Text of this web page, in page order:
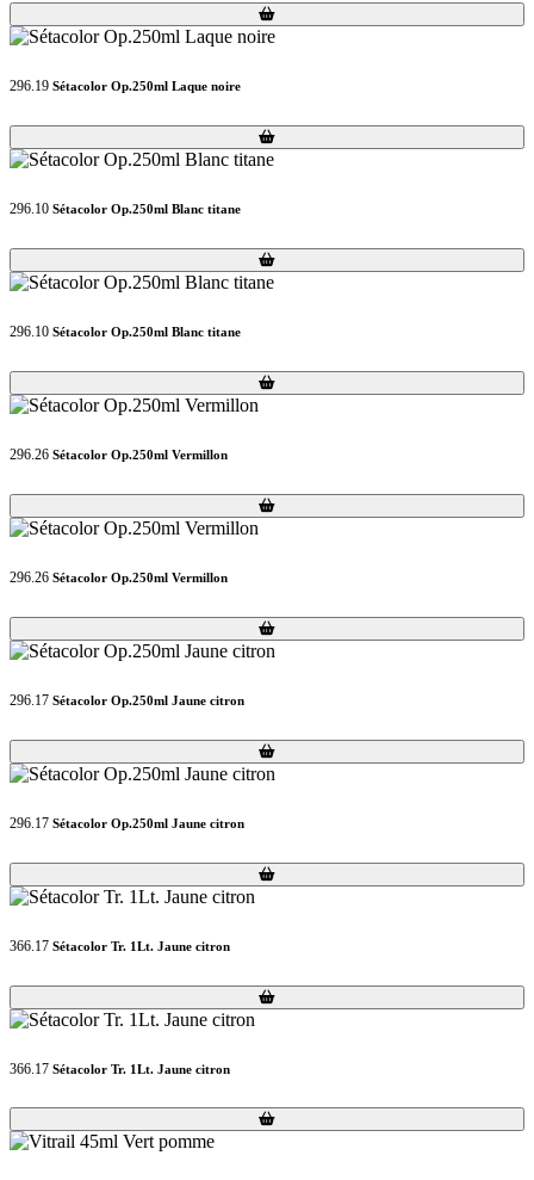
Loading...
Loading...
296.19 Sétacolor Op.250ml Laque noire
Loading...
Loading...
296.10 Sétacolor Op.250ml Blanc titane
Loading...
Loading...
296.10 Sétacolor Op.250ml Blanc titane
Loading...
Loading...
296.26 Sétacolor Op.250ml Vermillon
Loading...
Loading...
296.26 Sétacolor Op.250ml Vermillon
Loading...
Loading...
296.17 Sétacolor Op.250ml Jaune citron
Loading...
Loading...
296.17 Sétacolor Op.250ml Jaune citron
Loading...
Loading...
366.17 Sétacolor Tr. 1Lt. Jaune citron
Loading...
Loading...
366.17 Sétacolor Tr. 1Lt. Jaune citron
Loading...
Loading...